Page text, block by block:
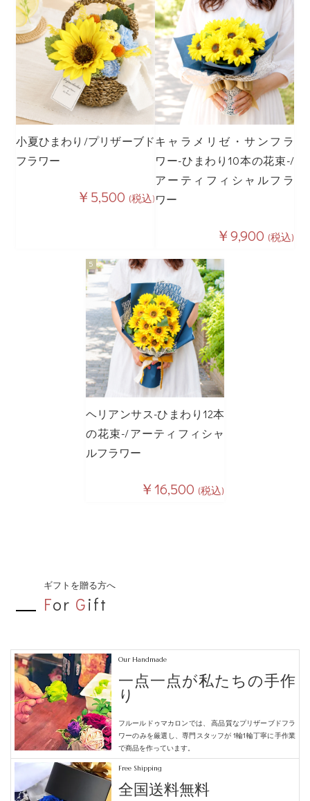
小夏ひまわり/プリザーブド
フラワー
￥5,500 (税込)
キャラメリゼ・サンフラ
ワー-ひまわり10本の花束-/
アーティフィシャルフラ
ワー
￥9,900 (税込)
ヘリアンサス-ひまわり12本
の花束-/アーティフィシャ
ルフラワー
￥16,500 (税込)
ギフトを贈る方へ
For Gift
Our Handmade
一点一点が私たちの手作
り
フルールドゥマカロンでは、
高品質なプリザーブドフラ
ワーのみを厳選し、専門スタッフが 1輪1輪丁寧に手作業
で商品を作っています。
Free Shipping
全国送料無料